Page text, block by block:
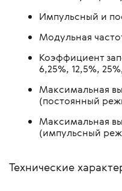
Импульсный и
Модульная
Коэффициент
6,25%, 12,5%,
Максимальная
(постоянный
Максимальная
(импульсный
Технические